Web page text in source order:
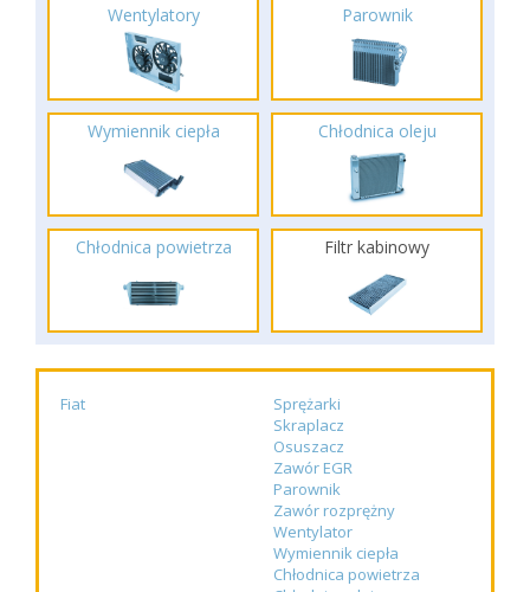
Wentylatory Parownik
Wymiennik ciepła Chłodnica oleju
Chłodnica powietrza Filtr kabinowy
Fiat
Sprężarki
Skraplacz
Osuszacz
Zawór EGR
Parownik
Zawór rozprężny
Wentylator
Wymiennik ciepła
Chłodnica powietrza